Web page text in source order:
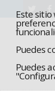
Este
Puedes
Puedes